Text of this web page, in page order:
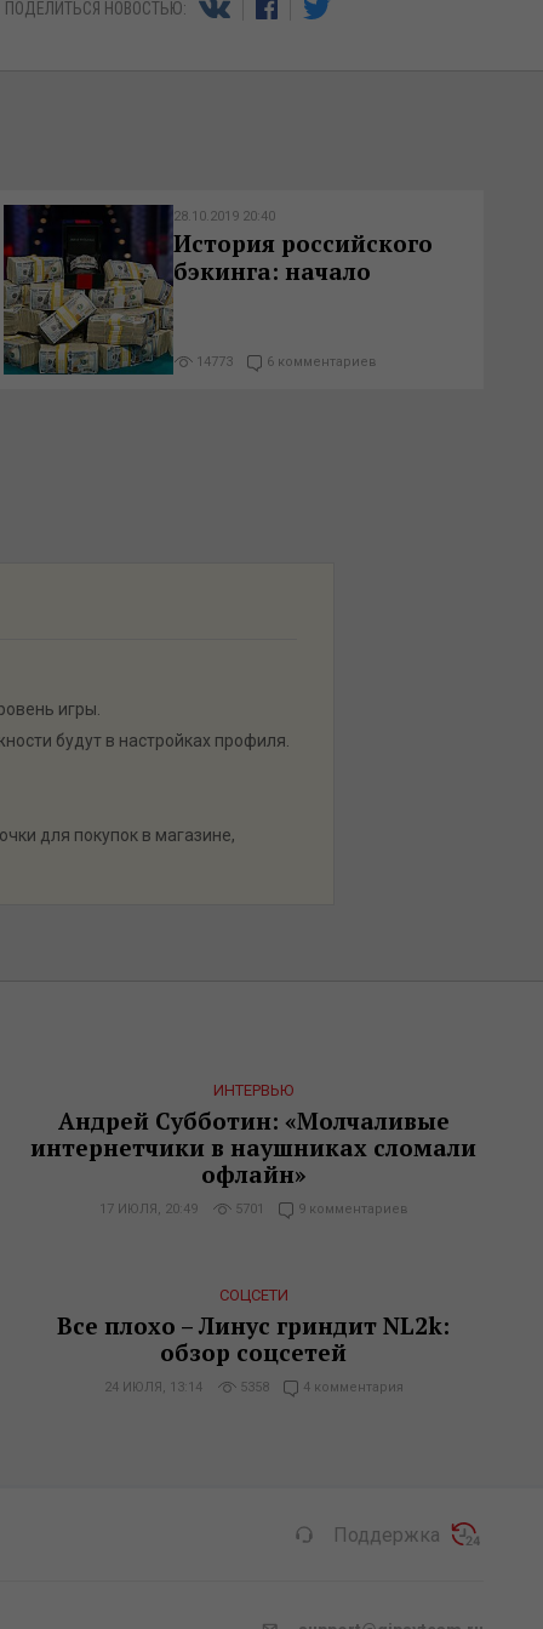
ПОДЕЛИТЬСЯ НОВОСТЬЮ:
28.10.2019 20:40
История российского
бэкинга: начало
14773 6 комментариев
игры.
будут в настройках профиля.
для покупок в магазине,
ИНТЕРВЬЮ
Андрей Субботин: «Молчаливые
интернетчики в наушниках сломали
офлайн»
17 ИЮЛЯ, 20:49 5701 9 комментариев
СОЦСЕТИ
Все плохо – Линус гриндит NL2k:
обзор соцсетей
24 ИЮЛЯ, 13:14 5358 4 комментария
Поддержка